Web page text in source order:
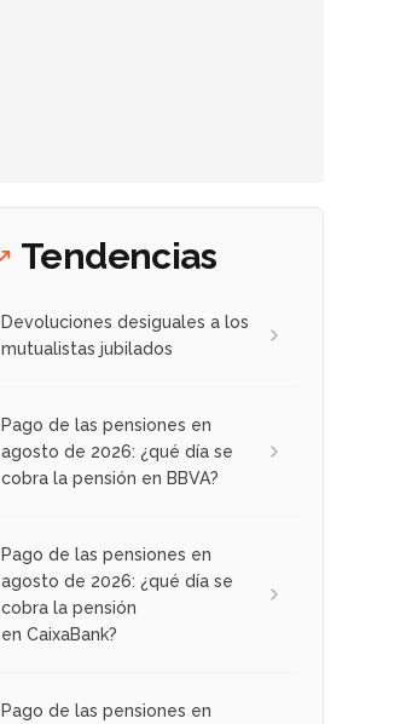
Tendencias
Devoluciones desiguales a los
mutualistas jubilados
Pago de las pensiones en
agosto de 2026: ¿qué día se
cobra la pensión en BBVA?
Pago de las pensiones en
agosto de 2026: ¿qué día se
cobra la pensión
en CaixaBank?
Pago de las pensiones en